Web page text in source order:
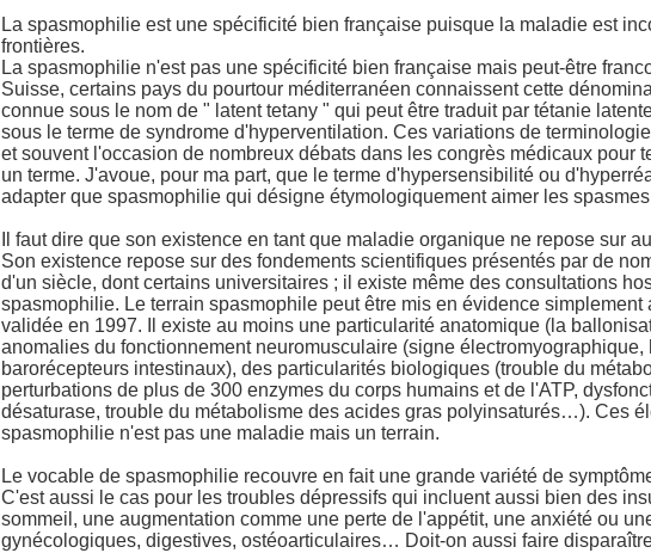
La spasmophilie est une spécificité bien française puisque la maladie est
frontières.
La spasmophilie n'est pas une spécificité bien française mais peut-être
Suisse, certains pays du pourtour méditerranéen connaissent cette
connue sous le nom de " latent tetany " qui peut être traduit par tétanie
sous le terme de syndrome d'hyperventilation. Ces variations de
et souvent l'occasion de nombreux débats dans les congrès médicaux pour
un terme. J'avoue, pour ma part, que le terme d'hypersensibilité ou
adapter que spasmophilie qui désigne étymologiquement aimer les spasmes
Il faut dire que son existence en tant que maladie organique ne repose sur
Son existence repose sur des fondements scientifiques présentés par de
d'un siècle, dont certains universitaires ; il existe même des consultations
spasmophilie. Le terrain spasmophile peut être mis en évidence
validée en 1997. Il existe au moins une particularité anatomique (la
anomalies du fonctionnement neuromusculaire (signe
barorécepteurs intestinaux), des particularités biologiques (trouble du
perturbations de plus de 300 enzymes du corps humains et de l'ATP,
désaturase, trouble du métabolisme des acides gras polyinsaturés…). Ces
spasmophilie n'est pas une maladie mais un terrain.
Le vocable de spasmophilie recouvre en fait une grande variété de
C'est aussi le cas pour les troubles dépressifs qui incluent aussi bien des
sommeil, une augmentation comme une perte de l'appétit, une anxiété ou
gynécologiques, digestives, ostéoarticulaires… Doit-on aussi faire